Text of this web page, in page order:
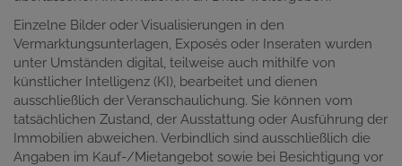
Einzelne Bilder oder Visualisierungen in den
Vermarktungsunterlagen, Exposés oder Inseraten wurden
unter Umständen digital, teilweise auch mithilfe von
künstlicher Intelligenz (KI), bearbeitet und dienen
ausschließlich der Veranschaulichung. Sie können vom
tatsächlichen Zustand, der Ausstattung oder Ausführung der
Immobilien abweichen. Verbindlich sind ausschließlich die
Angaben im Kauf-/Mietangebot sowie bei Besichtigung vor